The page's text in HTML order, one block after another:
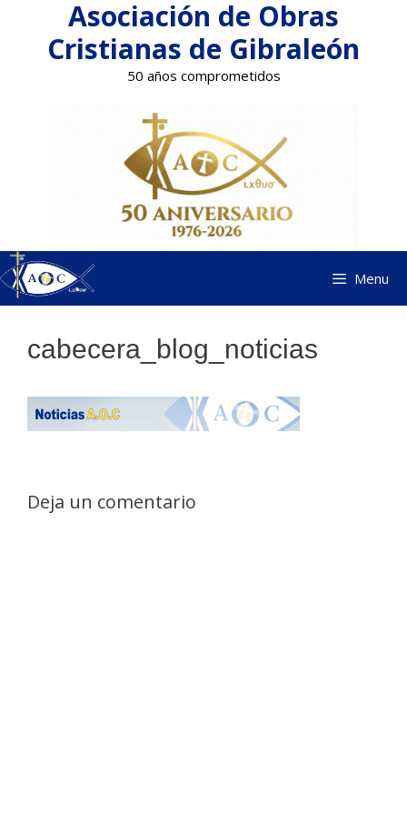
contenido
Asociación de Obras
Cristianas de Gibraleón
50 años comprometidos
Menu
cabecera_blog_noticias
Deja un comentario